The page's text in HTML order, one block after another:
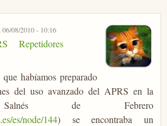
06/08/2010 - 10:16
Repetidores
habíamos preparado
del uso avanzado del APRS en la
Salnés de Febrero
es/node/144) se encontraba un